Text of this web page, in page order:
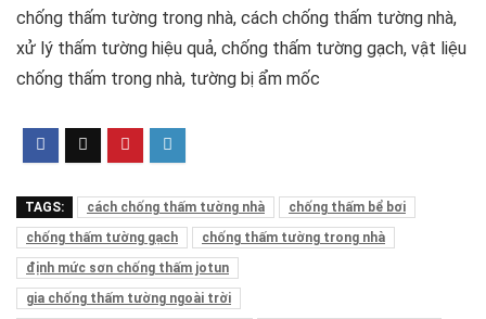
chống thấm tường trong nhà, cách chống thấm tường nhà,
xử lý thấm tường hiệu quả, chống thấm tường gạch, vật liệu
chống thấm trong nhà, tường bị ẩm mốc
TAGS: cách chống thấm tường nhà
chống thấm bể bơi
chống thấm tường gạch
chống thấm tường trong nhà
định mức sơn chống thấm jotun
gia chống thấm tường ngoài trời